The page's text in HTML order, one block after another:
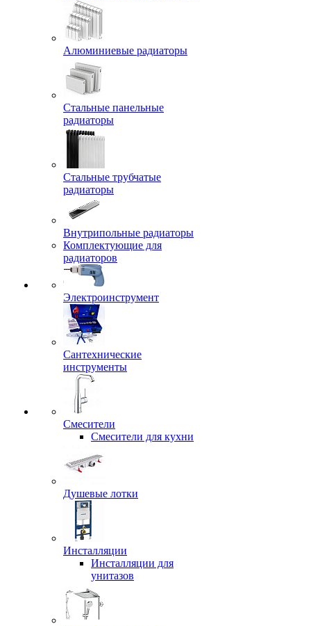
Алюминиевые радиаторы
Стальные панельные
радиаторы
Стальные трубчатые
радиаторы
Внутрипольные радиаторы
Комплектующие для
радиаторов
Электроинструмент
Сантехнические
инструменты
Смесители
Смесители для кухни
Душевые лотки
Инсталляции
Инсталляции для
унитазов